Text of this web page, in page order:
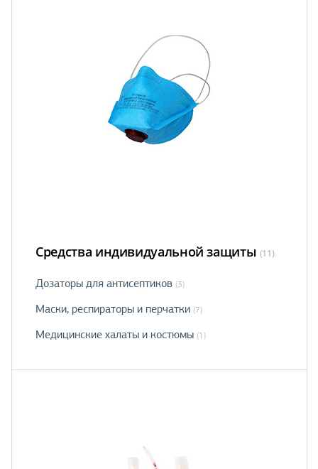
Средства индивидуальной защиты (11)
Дозаторы для антисептиков (3)
Маски, рeспираторы и перчатки (7)
Медицинские халаты и костюмы (1)